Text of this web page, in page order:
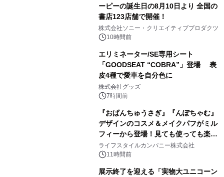
ーピーの誕生日の8月10日より 全国の
書店123店舗で開催！
株式会社ソニー・クリエイティブプロダクツ
10時間前
エリミネーター/SE専用シート
「GOODSEAT “COBRA”」登場 表
皮4種で愛車を自分色に
株式会社グッズ
7時間前
『おぱんちゅうさぎ』『んぽちゃむ』
デザインのコスメ＆メイクパフがミル
フィーから登場！見ても使っても楽し
い、ポップでキュートなコレクショ
ン。
ライフスタイルカンパニー株式会社
11時間前
展示終了を迎える「実物大ユニコーン